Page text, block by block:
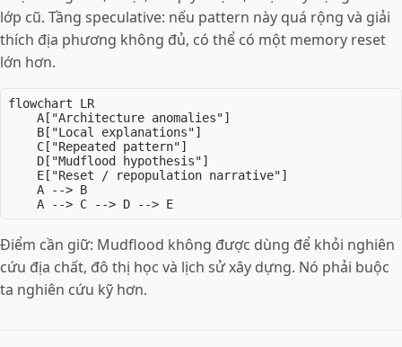
lớp cũ. Tầng speculative: nếu pattern này quá rộng và giải
thích địa phương không đủ, có thể có một memory reset
lớn hơn.
flowchart LR
    A["Architecture anomalies"]
    B["Local explanations"]
    C["Repeated pattern"]
    D["Mudflood hypothesis"]
    E["Reset / repopulation narrative"]
    A --> B
Điểm cần giữ: Mudflood không được dùng để khỏi nghiên
cứu địa chất, đô thị học và lịch sử xây dựng. Nó phải buộc
ta nghiên cứu kỹ hơn.